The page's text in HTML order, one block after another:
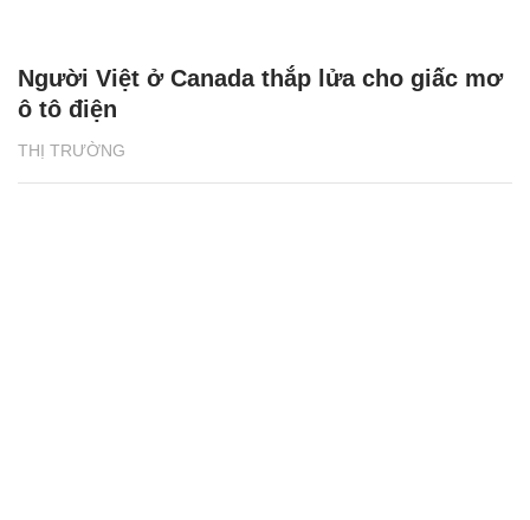
THỊ TRƯỜNG
Người Việt ở Canada thắp lửa cho giấc mơ
ô tô điện